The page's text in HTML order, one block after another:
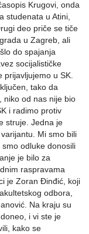
Krugovi, onda
studenata u Atini,
deo priče se tiče
u Zagreb, ali
do spajanja
socijalističke
prijavljujemo u SK.
tako da
niko od nas nije bio
i radimo protiv
struje. Jedna je
Mi smo bili
odluke donosili
je bilo za
raspravama
je Zoran Đinđić, koji
odbora,
Na kraju su
i vi ste je
kako se